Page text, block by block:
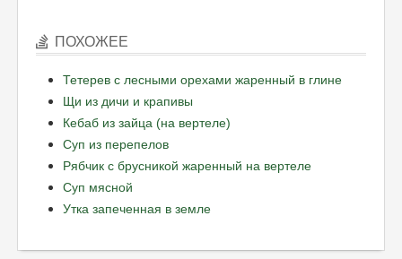
ПОХОЖЕЕ
Тетерев с лесными орехами жаренный в глине
Щи из дичи и крапивы
Кебаб из зайца (на вертеле)
Суп из перепелов
Рябчик с брусникой жаренный на вертеле
Суп мясной
Утка запеченная в земле